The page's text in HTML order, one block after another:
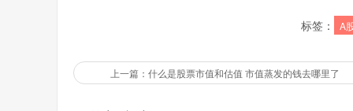
标签： A
上一篇：什么是股票市值和估值 市值蒸发的钱去哪里了